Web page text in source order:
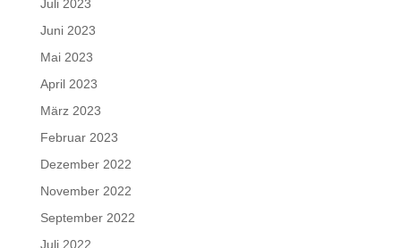
Juli 2023
Juni 2023
Mai 2023
April 2023
März 2023
Februar 2023
Dezember 2022
November 2022
September 2022
Juli 2022